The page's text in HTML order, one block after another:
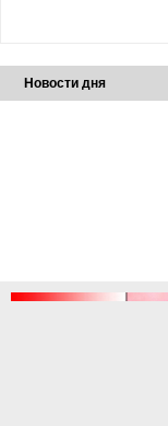
Новости дня